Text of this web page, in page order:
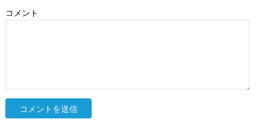
コメント